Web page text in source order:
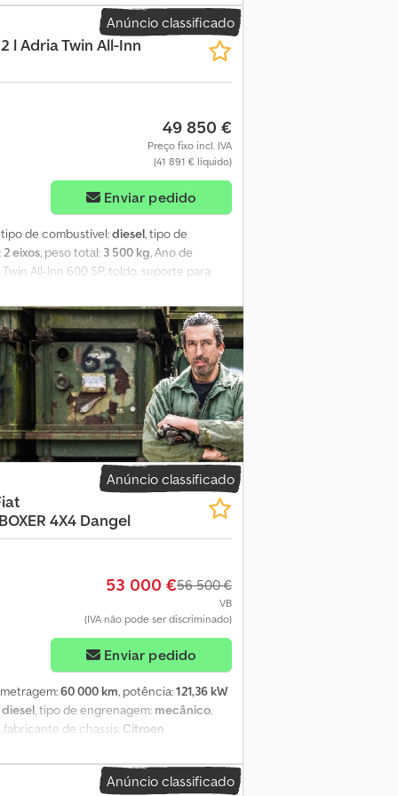
* Baixas emissões de acordo com
de casal * Locais para dormir * Cama
da zona habitacional: 4 * Claraboia com
1.960 x 1.200 / 1.410 * Cama
com dano reparado.
Anúncio classificado
l Adria Twin All-Inn
49 850 €
Preço fixo incl. IVA
(41 891 € líquido)
Enviar pedido
tipo de combustível:diesel, tipo de
2 eixos, peso total: 3 500 kg, Ano de
All-Inn 600 SP, toldo, suporte para
km * Potência: 103 kW (140 cv) *
manual * Classe de emissão: Euro6d *
* Número de proprietários: 1 * Peso
2026 * Ar condicionado * Assistente de
2 * Comprimento: 5.998 mm *
4 Equipamento: * ABS * ESP *
de marcha-atrás * Sistema solar de
Venda sem
de exatidão.
Anúncio classificado
4X4 Dangel
53 000 €56 500 €
VB
(IVA não pode ser discriminado)
Enviar pedido
60 000 km, potência:121,36 kW
diesel , tipo de engrenagem: mecânico
, fabricante de chassis: Citroen
anteriores:1, Equipamento:
ar condicionado, bloqueio
Anúncio classificado